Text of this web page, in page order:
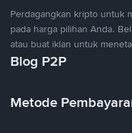
Perdagangkan kripto untuk
pada harga pilihan Anda.
atau buat iklan untuk
Blog P2P
Metode